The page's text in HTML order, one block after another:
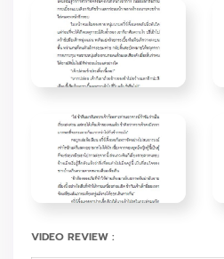
VIDEO REVIEW :